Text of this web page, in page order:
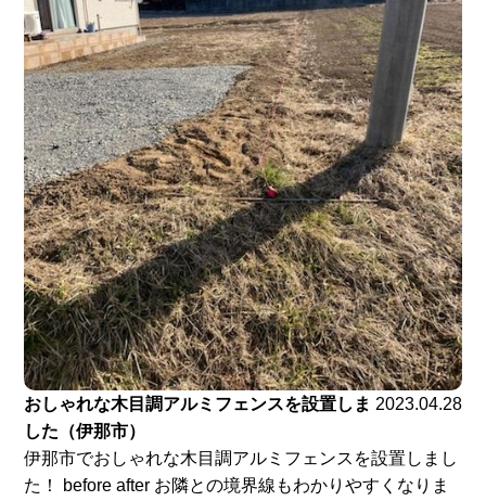
おしゃれな木目調アルミフェンスを設置しま
した（伊那市）
2023.04.28
伊那市でおしゃれな木目調アルミフェンスを設置しまし
た！ before after お隣との境界線もわかりやすくなりま